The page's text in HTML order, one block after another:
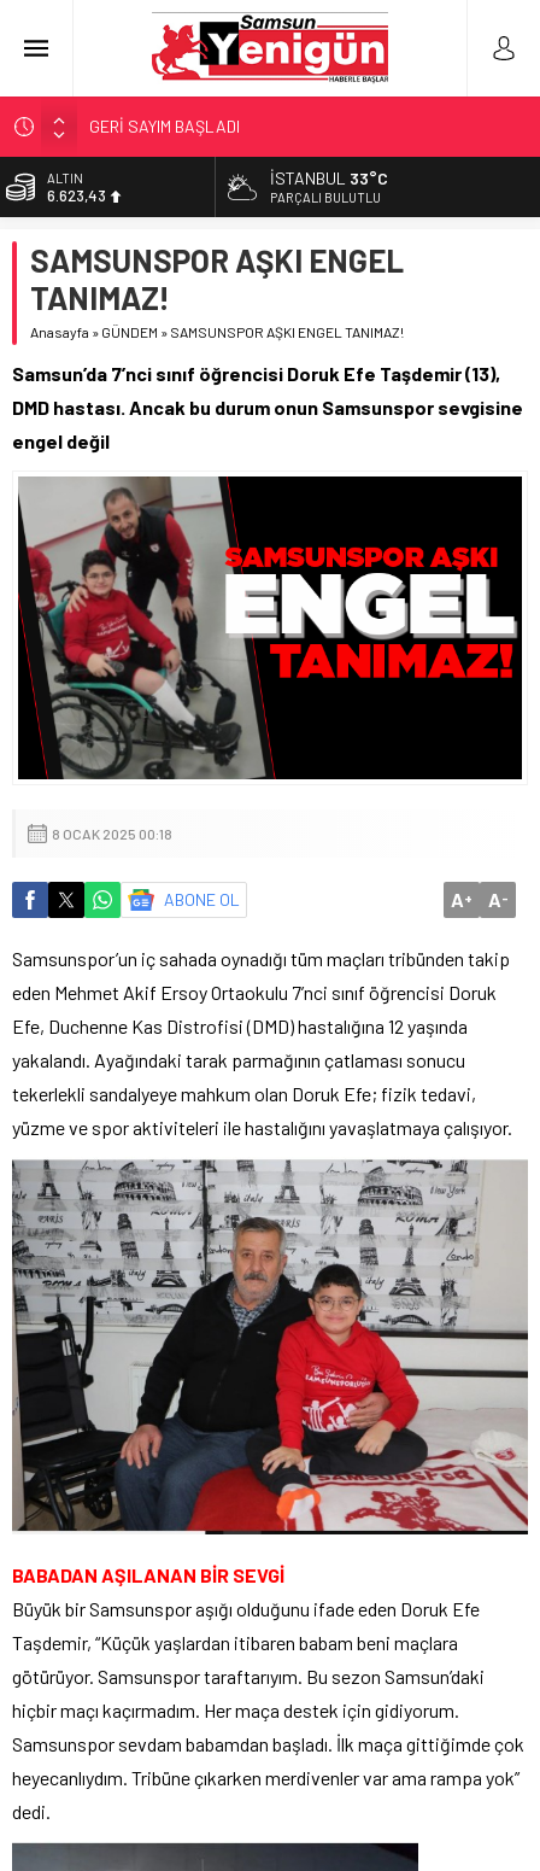
GERİ SAYIM BAŞLADI
SAMSUNSPOR’DA HEDEF 5’İNCİLİK!
‘BAFRA’YA YATIRIM YAPIN!’
YÖNETİCİ SEÇERKEN YAPILAN EN BÜYÜK HATALAR
BİST
13.785,25
47,7048
EURO
55,0748
6.623,43
İSTANBUL 33°C
PARÇALI BULUTLU
SAMSUNSPOR AŞKI ENGEL
TANIMAZ!
Anasayfa » GÜNDEM » SAMSUNSPOR AŞKI ENGEL TANIMAZ!
Samsun’da 7’nci sınıf öğrencisi Doruk Efe Taşdemir (13),
DMD hastası. Ancak bu durum onun Samsunspor sevgisine
engel değil
8 OCAK 2025 00:18
ABONE OL A+ A-
Samsunspor’un iç sahada oynadığı tüm maçları tribünden takip
eden Mehmet Akif Ersoy Ortaokulu 7’nci sınıf öğrencisi Doruk
Efe, Duchenne Kas Distrofisi (DMD) hastalığına 12 yaşında
yakalandı. Ayağındaki tarak parmağının çatlaması sonucu
tekerlekli sandalyeye mahkum olan Doruk Efe; fizik tedavi,
yüzme ve spor aktiviteleri ile hastalığını yavaşlatmaya çalışıyor.
BABADAN AŞILANAN BİR SEVGİ
Büyük bir Samsunspor aşığı olduğunu ifade eden Doruk Efe
Taşdemir, “Küçük yaşlardan itibaren babam beni maçlara
götürüyor. Samsunspor taraftarıyım. Bu sezon Samsun’daki
hiçbir maçı kaçırmadım. Her maça destek için gidiyorum.
Samsunspor sevdam babamdan başladı. İlk maça gittiğimde çok
heyecanlıydım. Tribüne çıkarken merdivenler var ama rampa yok”
dedi.